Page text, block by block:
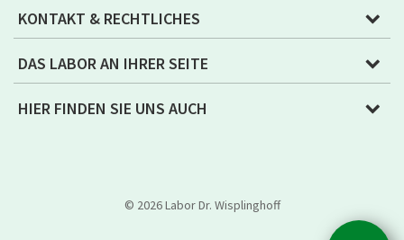
KONTAKT & RECHTLICHES
DAS LABOR AN IHRER SEITE
HIER FINDEN SIE UNS AUCH
© 2026 Labor Dr. Wisplinghoff